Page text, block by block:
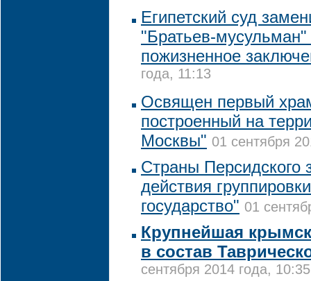
Египетский суд
"Братьев-
пожизненное
года, 11:13
Освящен первый
построенный на
Москвы" 01 сентября
Страны Персидского
действия
государство" 01
Крупнейшая
в состав
сентября 2014 года, 10:35